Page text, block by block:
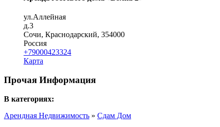
ул.Аллейная
д.3
Сочи, Краснодарский, 354000
Россия
+79000423324
Карта
Прочая Информация
В категориях:
Арендная Недвижимость » Сдам Дом